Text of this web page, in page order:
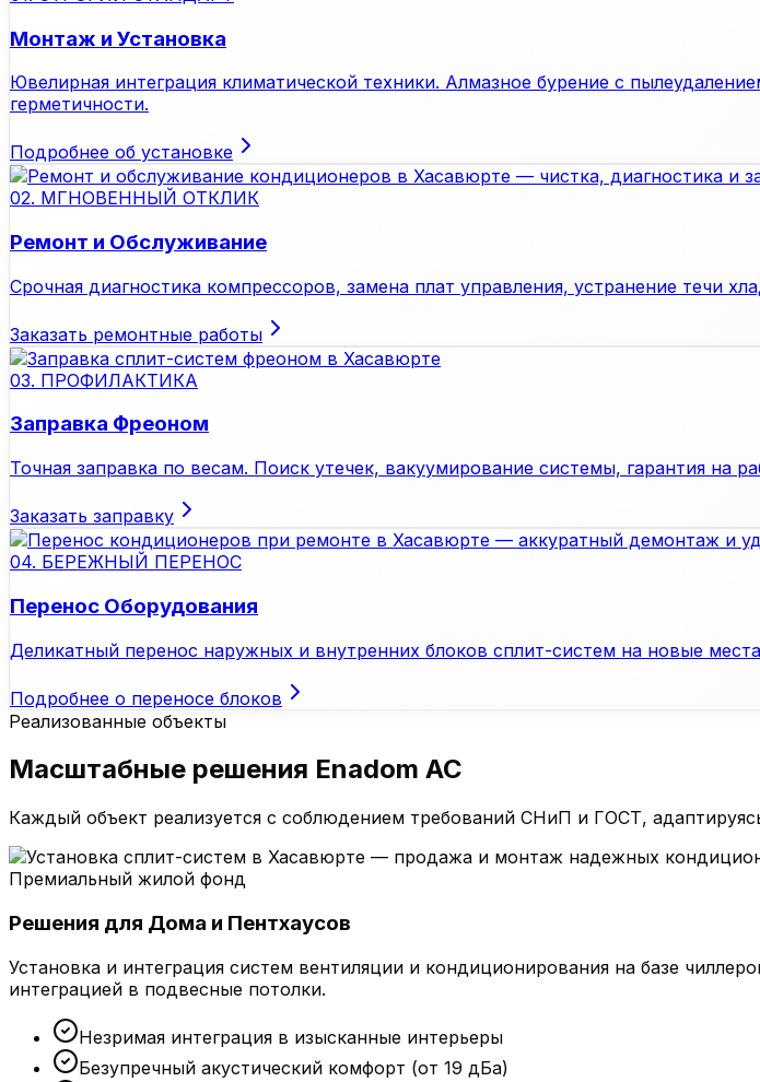
Монтаж и Установка
Ювелирная интеграция климатической техники. Алмазное бурение с
герметичности.
Подробнее об установке
02. МГНОВЕННЫЙ ОТКЛИК
Ремонт и Обслуживание
Срочная диагностика компрессоров, замена плат управления, устранение течи
Заказать ремонтные работы
03. ПРОФИЛАКТИКА
Заправка Фреоном
Точная заправка по весам. Поиск утечек, вакуумирование системы, гарантия на
Заказать заправку
04. БЕРЕЖНЫЙ ПЕРЕНОС
Перенос Оборудования
Деликатный перенос наружных и внутренних блоков сплит-систем на новые
Подробнее о переносе блоков
Реализованные объекты
Масштабные решения Enadom AC
Каждый объект реализуется с соблюдением требований СНиП и ГОСТ,
Премиальный жилой фонд
Решения для Дома и Пентхаусов
Установка и интеграция систем вентиляции и кондиционирования на базе
интеграцией в подвесные потолки.
Незримая интеграция в изысканные интерьеры
Безупречный акустический комфорт (от 19 дБа)